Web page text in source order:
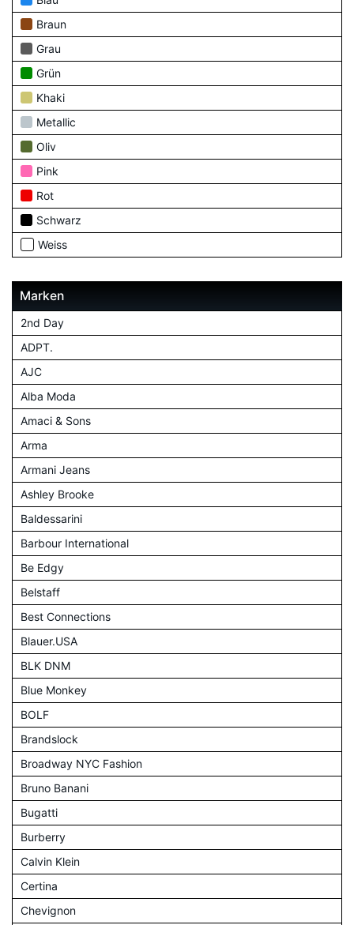
Braun
Grau
Grün
Khaki
Metallic
Oliv
Pink
Rot
Schwarz
Weiss
Marken
2nd Day
ADPT.
AJC
Alba Moda
Amaci & Sons
Arma
Armani Jeans
Ashley Brooke
Baldessarini
Barbour International
Be Edgy
Belstaff
Best Connections
Blauer.USA
BLK DNM
Blue Monkey
BOLF
Brandslock
Broadway NYC Fashion
Bruno Banani
Bugatti
Burberry
Calvin Klein
Certina
Chevignon